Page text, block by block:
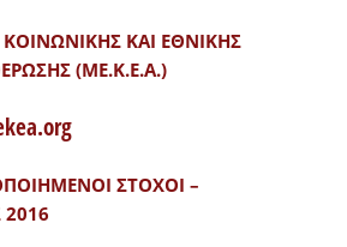
ΚΑΙ ΕΘΝΙΚΗΣ
(ΜΕ.Κ.Ε.Α.)
ΣΤΟΧΟΙ –